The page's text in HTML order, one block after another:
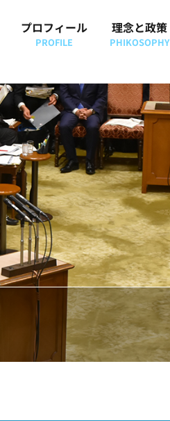
プロフィール
PROFILE
理念と政策
PHIKOSOPHY